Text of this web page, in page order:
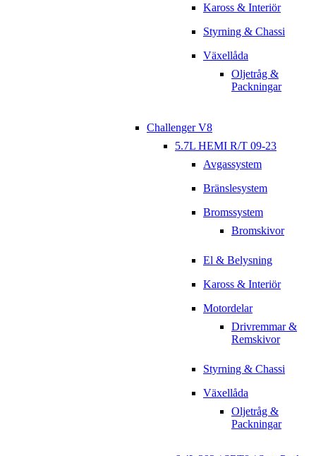
Kaross & Interiör
Styrning & Chassi
Växellåda
Oljetråg &
Packningar
Challenger V8
5.7L HEMI R/T 09-23
Avgassystem
Bränslesystem
Bromssystem
Bromskivor
El & Belysning
Kaross & Interiör
Motordelar
Drivremmar &
Remskivor
Styrning & Chassi
Växellåda
Oljetråg &
Packningar